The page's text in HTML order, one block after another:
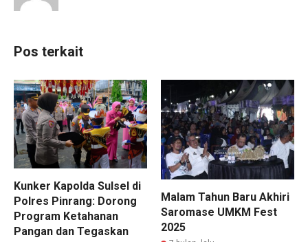
Pos terkait
Kunker Kapolda Sulsel di
Polres Pinrang: Dorong
Program Ketahanan
Pangan dan Tegaskan
Malam Tahun Baru Akhiri
Saromase UMKM Fest
2025